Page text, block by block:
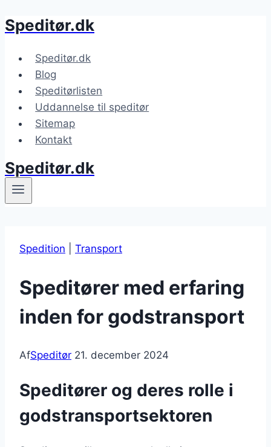
Fortsæt
indhold
Speditør.dk
Speditør.dk
Blog
Speditørlisten
Uddannelse til speditør
Sitemap
Kontakt
Speditør.dk
Spedition Transport
Speditører med erfaring
inden for godstransport
AfSpeditør 21. december 2024
Speditører og deres rolle i
godstransportsektoren